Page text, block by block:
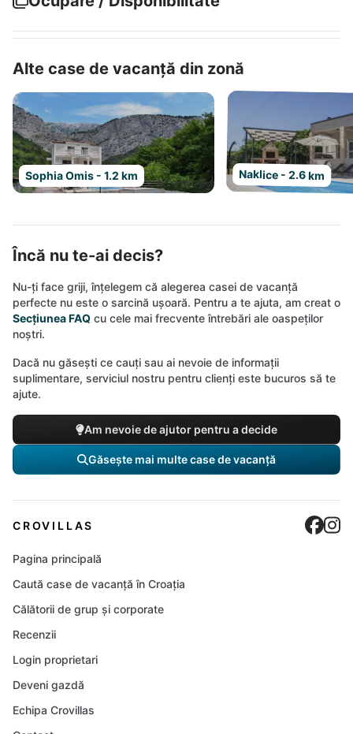
Alte case de vacanță din zonă
Sophia Omis - 1.2 km Naklice - 2.6 km
Încă nu te-ai decis?
Nu-ți face griji, înțelegem că alegerea casei de vacanță
perfecte nu este o sarcină ușoară. Pentru a te ajuta, am creat o
Secțiunea FAQ cu cele mai frecvente întrebări ale oaspeților
noștri.
Dacă nu găsești ce cauți sau ai nevoie de informații
suplimentare, serviciul nostru pentru clienți este bucuros să te
ajute.
Am nevoie de ajutor pentru a decide
Găsește mai multe case de vacanță
CROVILLAS
Pagina principală
Caută case de vacanță în Croația
Călătorii de grup și corporate
Recenzii
Login proprietari
Deveni gazdă
Echipa Crovillas